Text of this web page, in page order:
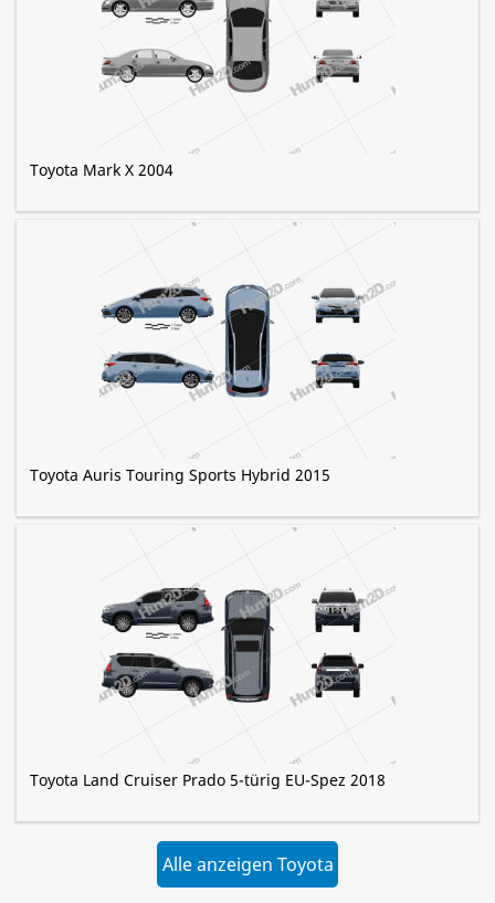
Toyota Mark X 2004
Toyota Auris Touring Sports Hybrid 2015
Toyota Land Cruiser Prado 5-türig EU-Spez 2018
Alle anzeigen Toyota